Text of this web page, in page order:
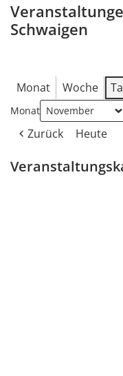
Schwaigen
Monat Woche
Monat
Zurück Heute